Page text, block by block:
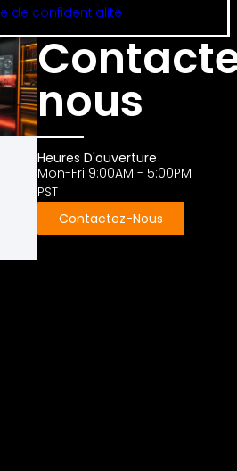
de confidentialité
nous
Heures D'ouverture
Mon-Fri 9:00AM - 5:00PM
PST
Contactez-Nous